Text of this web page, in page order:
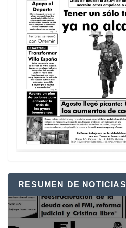
RESUMEN DE NOTICIAS
Reproductor
de
vídeo